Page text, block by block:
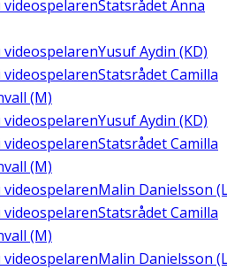
videospelarenStatsrådet Anna
Yusuf Aydin (KD)
videospelarenStatsrådet Camilla
(M)
Yusuf Aydin (KD)
videospelarenStatsrådet Camilla
(M)
videospelarenMalin Danielsson
videospelarenStatsrådet Camilla
(M)
videospelarenMalin Danielsson